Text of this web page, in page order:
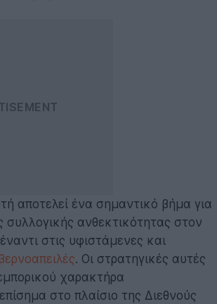
αποτελεί ένα σημαντικό βήμα για
συλλογικής ανθεκτικότητας στον
στις υφιστάμενες και
. Οι στρατηγικές αυτές
χαρακτήρα
στο πλαίσιο της Διεθνούς